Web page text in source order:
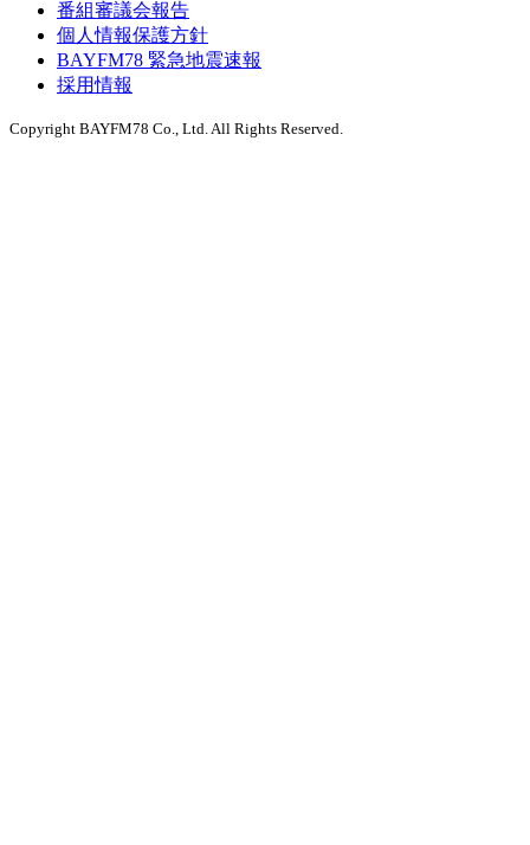
番組審議会報告
個人情報保護方針
BAYFM78 緊急地震速報
採用情報
Copyright BAYFM78 Co., Ltd. All Rights Reserved.